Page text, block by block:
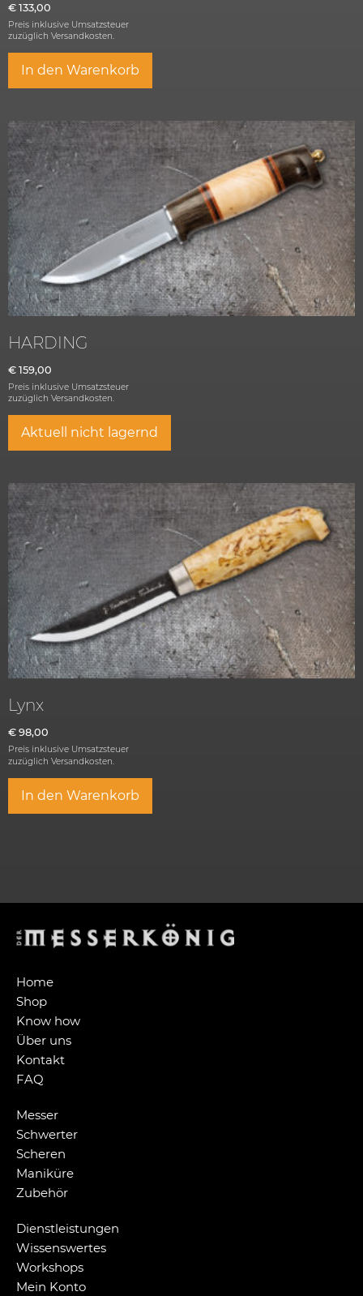
€ 133,00
Preis inklusive Umsatzsteuer
zuzüglich Versandkosten.
In den Warenkorb
HARDING
€ 159,00
Preis inklusive Umsatzsteuer
zuzüglich Versandkosten.
Aktuell nicht lagernd
Lynx
€ 98,00
Preis inklusive Umsatzsteuer
zuzüglich Versandkosten.
In den Warenkorb
Home
Shop
Know how
Über uns
Kontakt
FAQ
Messer
Schwerter
Scheren
Maniküre
Zubehör
Dienstleistungen
Wissenswertes
Workshops
Mein Konto